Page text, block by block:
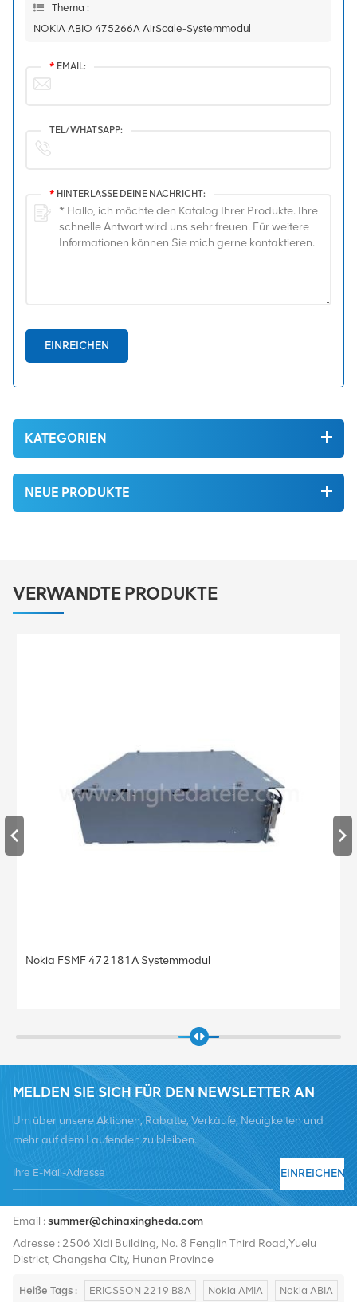
Thema :
NOKIA ABIO 475266A AirScale-Systemmodul
* EMAIL:
TEL/WHATSAPP:
* HINTERLASSE DEINE NACHRICHT:
EINREICHEN
KATEGORIEN
NEUE PRODUKTE
VERWANDTE PRODUKTE
Nokia FRGU RRU 472956A FLEXI RF MODULE 6TX 2100
MELDEN SIE SICH FÜR DEN NEWSLETTER AN
Um über unsere Aktionen, Rabatte, Verkäufe, Neuigkeiten und
mehr auf dem Laufenden zu bleiben.
EINREICHEN
Email :summer@chinaxingheda.com
Adresse : 2506 Xidi Building, No. 8 Fenglin Third Road,Yuelu
District, Changsha City, Hunan Province
Heiße Tags : ERICSSON 2219 B8A Nokia AMIA Nokia ABIA